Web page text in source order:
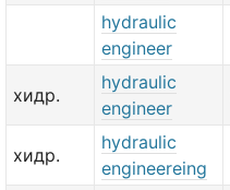
hydraulic
engineer
хидр.
hydraulic
engineer
хидр.
hydraulic
engineereing